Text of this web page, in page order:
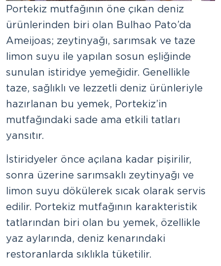
Portekiz mutfağının öne çıkan deniz
ürünlerinden biri olan Bulhao Pato’da
Ameijoas; zeytinyağı, sarımsak ve taze
limon suyu ile yapılan sosun eşliğinde
sunulan istiridye yemeğidir. Genellikle
taze, sağlıklı ve lezzetli deniz ürünleriyle
hazırlanan bu yemek, Portekiz’in
mutfağındaki sade ama etkili tatları
yansıtır.
İstiridyeler önce açılana kadar pişirilir,
sonra üzerine sarımsaklı zeytinyağı ve
limon suyu dökülerek sıcak olarak servis
edilir. Portekiz mutfağının karakteristik
tatlarından biri olan bu yemek, özellikle
yaz aylarında, deniz kenarındaki
restoranlarda sıklıkla tüketilir.